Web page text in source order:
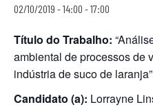
02/10/2019 - 14:00 -17:00
Título do Trabalho:
ambiental de processos de
indústria de suco de
Candidato (a): Lorrayne